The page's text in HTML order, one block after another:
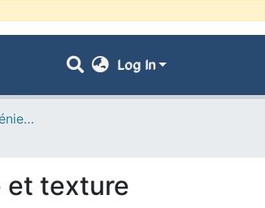
Log In
- [ VRPG-Doc-Sc] Génie mécanique --- هندسة ميكانيكية
et texture